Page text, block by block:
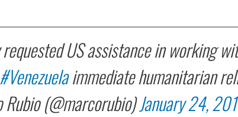
US assistance in working
#Venezuelaimmediate humanitarian
(@marcorubio)January 24,